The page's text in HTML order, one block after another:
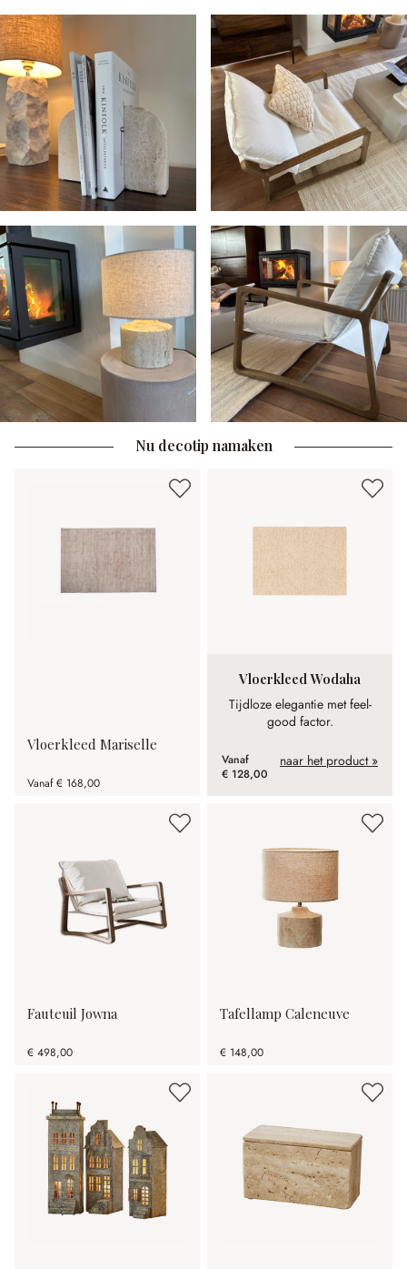
Nu decotip namaken
Vloerkleed Mariselle
Vanaf € 168,00
Vloerkleed Wodaha
Tijdloze elegantie met feel-
good factor.
Vanaf
€ 128,00
naar het product »
Fauteuil Jowna
€ 498,00
Tafellamp Caleneuve
€ 148,00